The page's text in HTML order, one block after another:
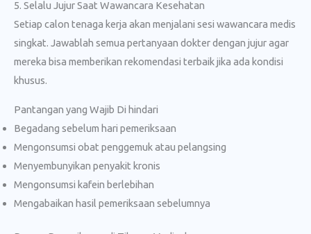
5. Selalu Jujur Saat Wawancara Kesehatan
Setiap calon tenaga kerja akan menjalani sesi wawancara medis
singkat. Jawablah semua pertanyaan dokter dengan jujur agar
mereka bisa memberikan rekomendasi terbaik jika ada kondisi
khusus.
Pantangan yang Wajib Di hindari
Begadang sebelum hari pemeriksaan
Mengonsumsi obat penggemuk atau pelangsing
Menyembunyikan penyakit kronis
Mengonsumsi kafein berlebihan
Mengabaikan hasil pemeriksaan sebelumnya